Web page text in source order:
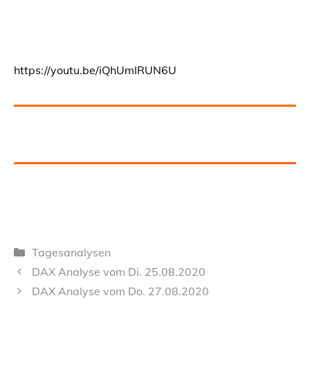
https://youtu.be/iQhUmIRUN6U
Kategorien
Tagesanalysen
DAX Analyse vom Di. 25.08.2020
DAX Analyse vom Do. 27.08.2020